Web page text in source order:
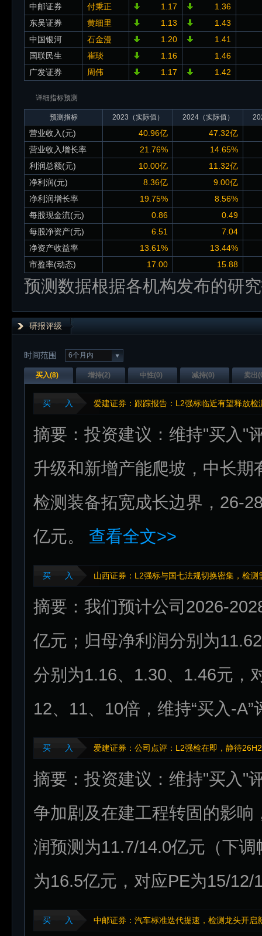
中邮证券
付秉正 1.17
1.36
东吴证券
黄细里 1.13
1.43
中国银河
石金漫 1.20
1.41
国联民生
崔琰 1.16
1.46
广发证券
周伟 1.17 1.42
详细指标预测
预测指标 2023（实际值） 2024（实际值）
营业收入(元) 40.96亿
47.32亿
营业收入增长率
21.76%
14.65%
利润总额(元)
10.00亿
11.32亿
净利润(元)
8.36亿
9.00亿
净利润增长率
19.75%
8.56%
每股现金流(元)
0.86
0.49
每股净资产(元)
6.51
7.04
净资产收益率
13.61%
13.44%
市盈率(动态)
17.00 15.88
预测数据根据各机构发布的研
研报评级
6个月内
时间范围
买入(8) 增持(2) 中性(0) 减持(0) 卖出(
买 入 爱建证券：跟踪报告：L2强标临近有望释放检
摘要：投资建议：维持"买入"
升级和新增产能爬坡，中长
检测装备拓宽成长边界，26-
亿元。 查看全文>>
买 入 山西证券：L2强标与国七法规切换密集，检测
摘要：我们预计公司2026-
亿元；归母净利润分别为
分别为1.16、1.30、1.46元，
12、11、10倍，维持“买入-
买 入 爱建证券：公司点评：L2强检在即，静待
摘要：投资建议：维持"买入"
争加剧及在建工程转固的影
润预测为11.7/14.0亿元（下
为16.5亿元，对应PE为15/
买 入 中邮证券：汽车标准迭代提速，检测龙头开启